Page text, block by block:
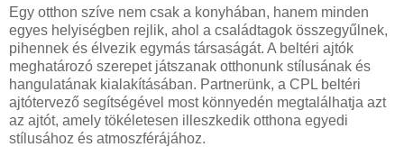
Egy otthon szíve nem csak a konyhában, hanem minden
egyes helyiségben rejlik, ahol a családtagok összegyűlnek,
pihennek és élvezik egymás társaságát. A beltéri ajtók
meghatározó szerepet játszanak otthonunk stílusának és
hangulatának kialakításában. Partnerünk, a CPL beltéri
ajtótervező segítségével most könnyedén megtalálhatja azt
az ajtót, amely tökéletesen illeszkedik otthona egyedi
stílusához és atmoszférájához.